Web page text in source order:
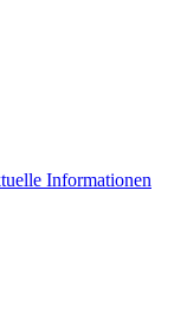
Informationen